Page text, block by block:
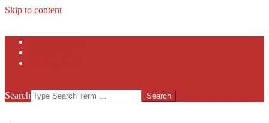
Skip to content
Search